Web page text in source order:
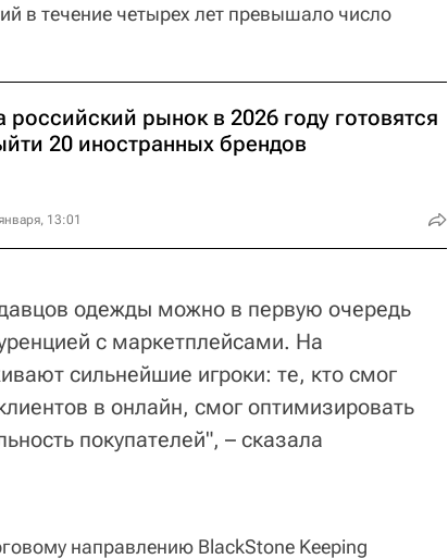
в течение четырех лет превышало число
российский рынок в 2026 году готовятся
20 иностранных брендов
13:01
одежды можно в первую очередь
с маркетплейсами. На
сильнейшие игроки: те, кто смог
в онлайн, смог оптимизировать
покупателей", – сказала
направлению BlackStone Keeping